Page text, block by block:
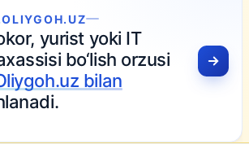
yurist yoki IT
bo‘lish orzusi
bilan